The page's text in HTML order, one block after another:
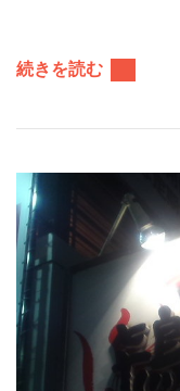
続きを読む